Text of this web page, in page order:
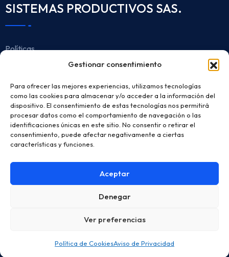
Gestionar consentimiento
Para ofrecer las mejores experiencias, utilizamos tecnologías
como las cookies para almacenar y/o acceder a la información del
dispositivo. El consentimiento de estas tecnologías nos permitirá
procesar datos como el comportamiento de navegación o las
identificaciones únicas en este sitio. No consentir o retirar el
consentimiento, puede afectar negativamente a ciertas
características y funciones.
Aceptar
Denegar
Ver preferencias
Política de CookiesAviso de Privacidad
SISTEMAS PRODUCTIVOS SAS.
Políticas
Protección de Datos
Horario de Atención
Lunes a viernes de 7:30 AM - 5:00 PM
Cra 36 N 25 B 39 Bogotá, Colombia
Copyright © 2025 Factory. Todos los derechos